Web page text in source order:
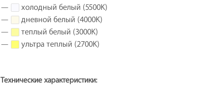
—
холодный белый (5500K)
—
дневной белый (4000K)
—
теплый белый (3000K)
—
ультра теплый (2700K)
Технические характеристики: